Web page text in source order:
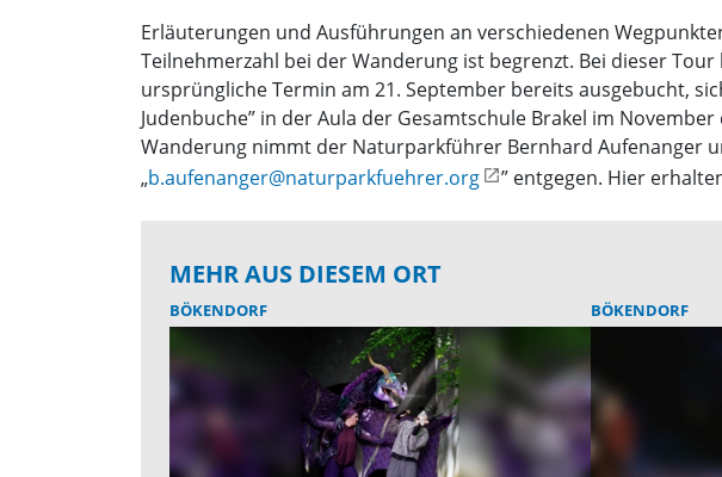
Erläuterungen und Ausführungen an verschiedenen
Teilnehmerzahl bei der Wanderung ist begrenzt. Bei dieser
ursprüngliche Termin am 21. September bereits ausgebucht,
Judenbuche” in der Aula der Gesamtschule Brakel im
Wanderung nimmt der Naturparkführer Bernhard Aufenanger
„b.aufenanger@naturparkfuehrer.org ” entgegen. Hier
MEHR AUS DIESEM ORT
BÖKENDORF BÖKENDORF